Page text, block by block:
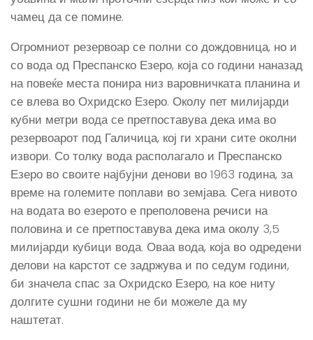
чамец да се помине.
Огромниот резервоар се полни со дождовница, но и
со вода од Преспанско Езеро, која со години наназад
на повеќе места понира низ варовничката планина и
се влева во Охридско Езеро. Околу пет милијарди
кубни метри вода се претпоставува дека има во
резервоарот под Галичица, кој ги храни сите околни
извори. Со толку вода располагало и Преспанско
Езеро во своите најбујни денови во 1963 година, за
време на големите поплави во земјава. Сега нивото
на водата во езерото е преполовена речиси на
половина и се претпоставува дека има околу 3,5
милијарди кубици вода. Оваа вода, која во одредени
делови на карстот се задржува и по седум години,
би значела спас за Охридско Езеро, на кое ниту
долгите сушни години не би можеле да му
наштетат.